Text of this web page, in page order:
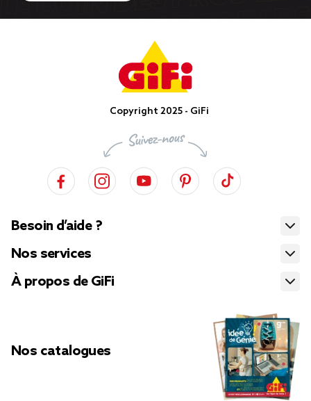
Copyright 2025 - GiFi
Besoin d’aide ?
Nos services
À propos de GiFi
Nos catalogues